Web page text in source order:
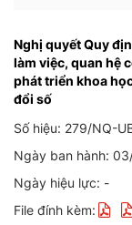
Nghị quyết Quy
làm việc, quan hệ
phát triển khoa
đổi số
Số hiệu: 279/NQ-
Ngày ban hành:
Ngày hiệu lực: -
File đính kèm: